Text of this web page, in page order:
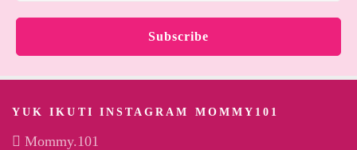
YUK IKUTI INSTAGRAM MOMMY101
Mommy.101